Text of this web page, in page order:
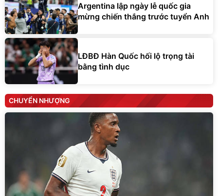
Argentina lập ngày lễ quốc gia
mừng chiến thắng trước tuyển Anh
LĐBĐ Hàn Quốc hối lộ trọng tài
bằng tình dục
CHUYỂN NHƯỢNG